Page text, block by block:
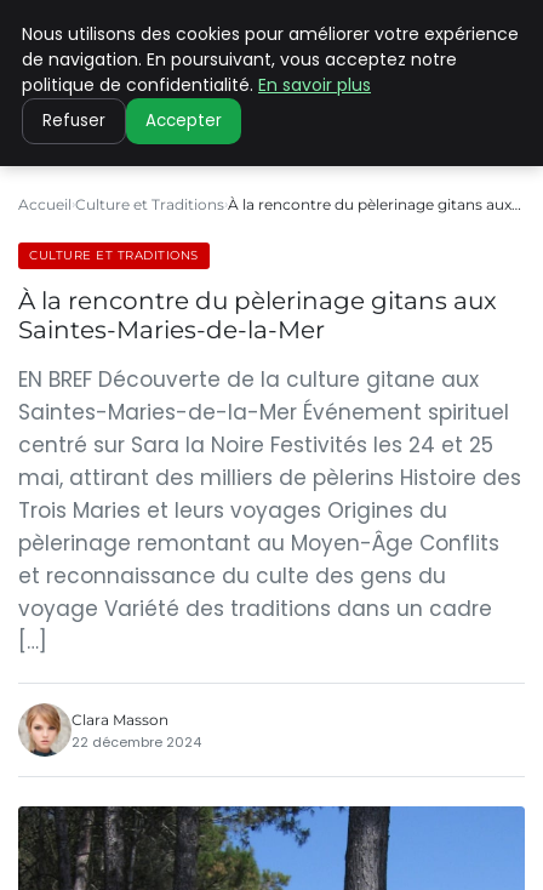
PILAT PATRIMOINES
Accueil Culture et Traditions À la rencontre du pèlerinage gitans aux…
CULTURE ET TRADITIONS
À la rencontre du pèlerinage gitans aux
Saintes-Maries-de-la-Mer
EN BREF Découverte de la culture gitane aux
Saintes-Maries-de-la-Mer Événement spirituel
centré sur Sara la Noire Festivités les 24 et 25
mai, attirant des milliers de pèlerins Histoire des
Trois Maries et leurs voyages Origines du
pèlerinage remontant au Moyen-Âge Conflits
et reconnaissance du culte des gens du
voyage Variété des traditions dans un cadre
[…]
Clara Masson
22 décembre 2024
Nous utilisons des cookies pour améliorer votre expérience
de navigation. En poursuivant, vous acceptez notre
politique de confidentialité. En savoir plus
Refuser Accepter